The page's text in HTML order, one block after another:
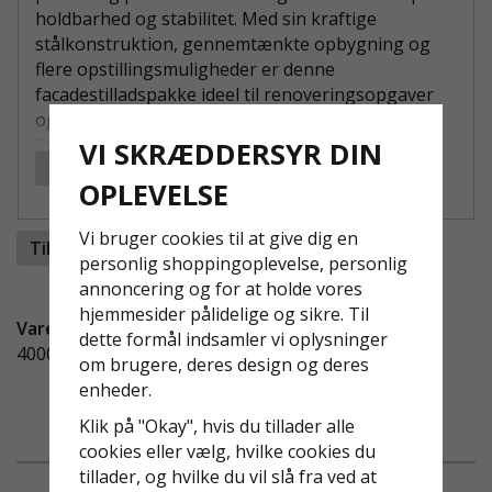
holdbarhed og stabilitet. Med sin kraftige
stålkonstruktion, gennemtænkte opbygning og
flere opstillingsmuligheder er denne
facadestilladspakke ideel til renoveringsopgaver
og mindre til mellemstore byggeprojekter.
Stilladset er fremstillet i Tyskland og leverer høj
kvalitet, lang levetid og sikkerhed ved arbejde i
højden.
Fordele ved Villapakke Facadestillads STÅL 60 m²:
Komplet facadestilladspakke:Indeholder
alle nødvendige komponenter til sikker og
effektiv montering.
Robust stålkonstruktion:Mere slidstærk og
modstandsdygtig end aluminium, velegnet til
krævende arbejdsmiljøer.
Flere opstillingsmuligheder:Kan opstilles
som 9 x 6 m med gavltop, 6 x 8 m, 15 x 4 m
eller 9 x 6 m.
Læs mere
Tilføj til ønskeliste
Vare-ID:
400011V-S
VI SKRÆDDERSYR DIN
OPLEVELSE
Vi bruger cookies til at give dig en
personlig shoppingoplevelse, personlig
annoncering og for at holde vores
hjemmesider pålidelige og sikre. Til
dette formål indsamler vi oplysninger
om brugere, deres design og deres
enheder.
Klik på "Okay", hvis du tillader alle
cookies eller vælg, hvilke cookies du
tillader, og hvilke du vil slå fra ved at